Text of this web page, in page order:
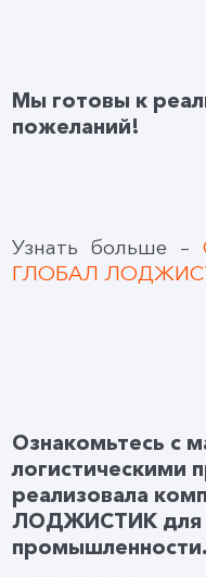
Мы готовы к
пожеланий!
Узнать больше –
ГЛОБАЛ
Ознакомьтесь с
логистическими
реализовала
ЛОДЖИСТИК для
промышленности.